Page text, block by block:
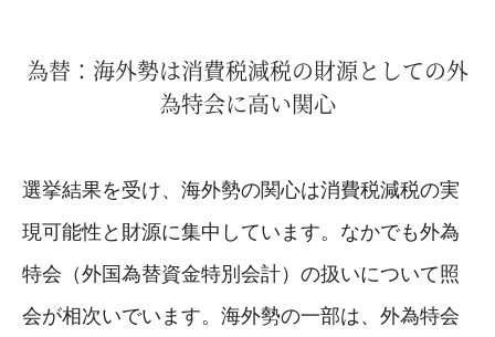
為替：海外勢は消費税減税の財源としての外
為特会に高い関心
選挙結果を受け、海外勢の関心は消費税減税の実
現可能性と財源に集中しています。なかでも外為
特会（外国為替資金特別会計）の扱いについて照
会が相次いでいます。海外勢の一部は、外為特会